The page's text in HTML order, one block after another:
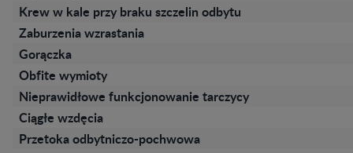
Krew w kale przy braku szczelin odbytu
Zaburzenia wzrastania
Gorączka
Obfite wymioty
Nieprawidłowe funkcjonowanie tarczycy
Ciągłe wzdęcia
Przetoka odbytniczo-pochwowa